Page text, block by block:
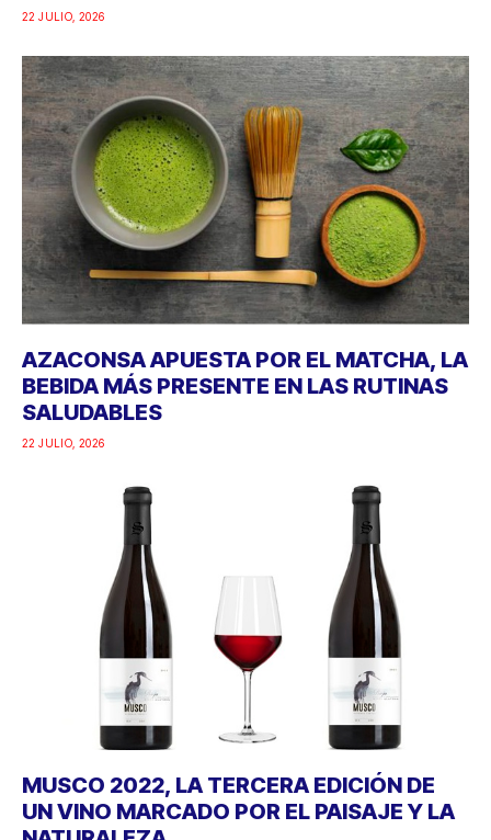
22 JULIO, 2026
AZACONSA APUESTA POR EL MATCHA, LA
BEBIDA MÁS PRESENTE EN LAS RUTINAS
SALUDABLES
22 JULIO, 2026
MUSCO 2022, LA TERCERA EDICIÓN DE
UN VINO MARCADO POR EL PAISAJE Y LA